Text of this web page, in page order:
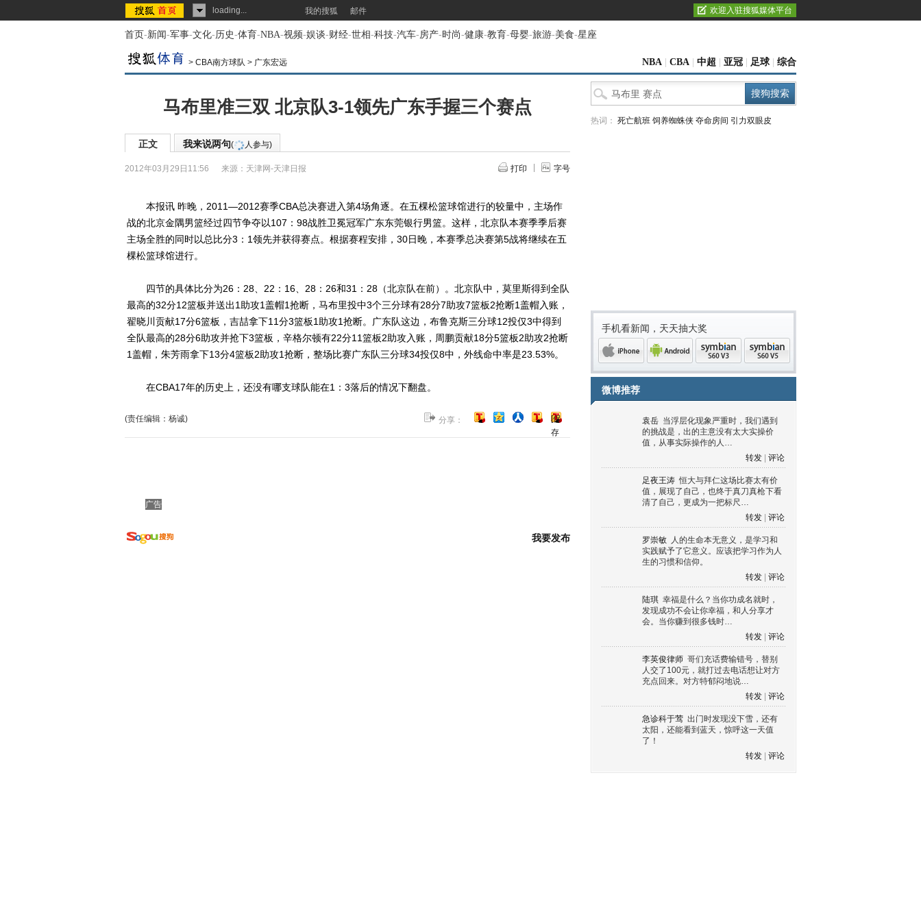
loading... 我的搜狐 邮件 欢迎入驻搜狐媒体平台
首页-新闻-军事-文化-历史-体育-NBA-视频-娱谈-财经-世相-科技-汽车-房产-时尚-健康-教育-母婴-旅游-美食-星座
> CBA南方球队 > 广东宏远 NBA CBA 中超 亚冠 足球 综合
马布里准三双 北京队3-1领先广东手握三个赛点
正文 我来说两句( 人参与)
2012年03月29日11:56 来源： 天津网-天津日报 打印 字号
本报讯 昨晚，2011—2012赛季CBA总决赛进入第4场角逐。在五棵松篮球馆进行的较量中，主场作
战的北京金隅男篮经过四节争夺以107：98战胜卫冕冠军广东东莞银行男篮。这样，北京队本赛季季后赛
主场全胜的同时以总比分3：1领先并获得赛点。根据赛程安排，30日晚，本赛季总决赛第5战将继续在五
棵松篮球馆进行。
四节的具体比分为26：28、22：16、28：26和31：28（北京队在前）。北京队中，莫里斯得到全队
最高的32分12篮板并送出1助攻1盖帽1抢断，马布里投中3个三分球有28分7助攻7篮板2抢断1盖帽入账，
翟晓川贡献17分6篮板，吉喆拿下11分3篮板1助攻1抢断。广东队这边，布鲁克斯三分球12投仅3中得到
全队最高的28分6助攻并抢下3篮板，辛格尔顿有22分11篮板2助攻入账，周鹏贡献18分5篮板2助攻2抢断
1盖帽，朱芳雨拿下13分4篮板2助攻1抢断，整场比赛广东队三分球34投仅8中，外线命中率是23.53%。
在CBA17年的历史上，还没有哪支球队能在1：3落后的情况下翻盘。
(责任编辑：杨诚) 分享：
[保
存
广告
我要发布
热词： 死亡航班 饲养蜘蛛侠 夺命房间 引力双眼皮
手机看新闻，天天抽大奖
Android symbian
微博推荐
袁岳 当浮层化现象严重时，我们遇到
的挑战是，出的主意没有太大实操价
值，从事实际操作的人…
转发
评论
足夜王涛 恒大与拜仁这场比赛太有价
值，展现了自己，也终于真刀真枪下看
清了自己，更成为一把标尺…
转发
评论
罗崇敏 人的生命本无意义，是学习和
实践赋予了它意义。应该把学习作为人
生的习惯和信仰。
转发
评论
陆琪 幸福是什么？当你功成名就时，
发现成功不会让你幸福，和人分享才
会。当你赚到很多钱时…
转发
评论
李英俊律师 哥们充话费输错号，替别
人交了100元，就打过去电话想让对方
充点回来。对方特郁闷地说…
转发
评论
急诊科于莺 出门时发现没下雪，还有
太阳，还能看到蓝天，惊呼这一天值
了！
转发
评论